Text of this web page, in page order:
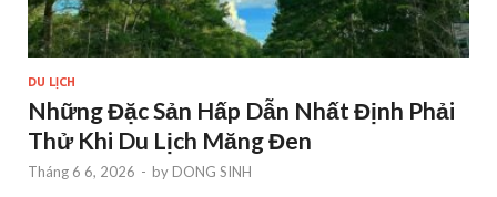
DU LỊCH
Những Đặc Sản Hấp Dẫn Nhất Định Phải
Thử Khi Du Lịch Măng Đen
Tháng 6 6, 2026 - by DONG SINH